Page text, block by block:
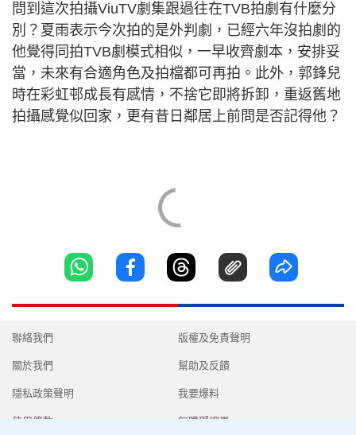
問到這次拍攝ViuTV劇集跟過往在TVB拍劇有什麼分
別？夏雨表示今次拍的是外判劇，已經六年沒拍劇的
他覺得同拍TVB劇模式相似，一早收齊劇本，安排妥
當，未來有合適角色及拍檔都可再拍。此外，郭鋒兒
時在彩虹邨成長有感情，不捨它即將拆卸，重返舊地
拍攝感覺似回家，更有昔日鄰居上前問是否記得他？
聯絡我們
關於我們
隱私政策聲明
使用條款
版權及免責聲明
幫助及反饋
我要爆料
無障礙網頁